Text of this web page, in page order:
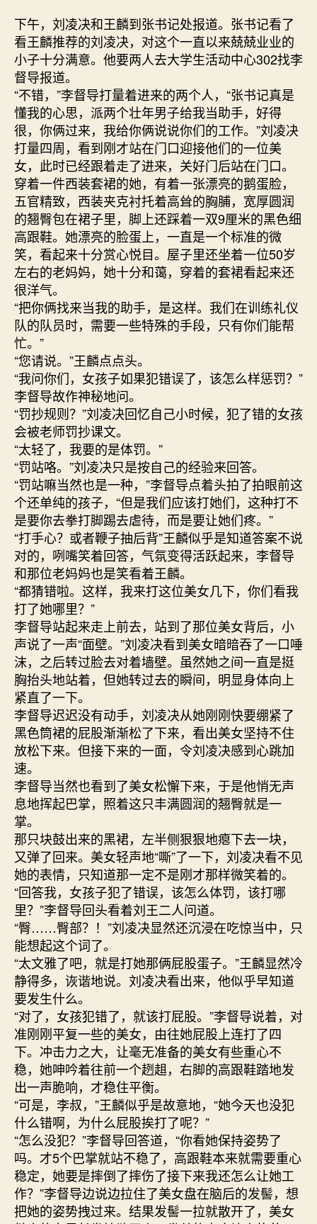
下午，刘凌决和王麟到张书记处报道。张书记看了
看王麟推荐的刘凌决，对这个一直以来兢兢业业的
小子十分满意。他要两人去大学生活动中心302找李
督导报道。
“不错，”李督导打量着进来的两个人，“张书记真是
懂我的心思，派两个壮年男子给我当助手，好得
很，你俩过来，我给你俩说说你们的工作。”刘凌决
打量四周，看到刚才站在门口迎接他们的一位美
女，此时已经跟着走了进来，关好门后站在门口。
穿着一件西装套裙的她，有着一张漂亮的鹅蛋脸，
五官精致，西装夹克衬托着高耸的胸脯，宽厚圆润
的翘臀包在裙子里，脚上还踩着一双9厘米的黑色细
高跟鞋。她漂亮的脸蛋上，一直是一个标准的微
笑，看起来十分赏心悦目。屋子里还坐着一位50岁
左右的老妈妈，她十分和蔼，穿着的套裙看起来还
很洋气。
“把你俩找来当我的助手，是这样。我们在训练礼仪
队的队员时，需要一些特殊的手段，只有你们能帮
忙。”
“您请说。”王麟点点头。
“我问你们，女孩子如果犯错误了，该怎么样惩罚？”
李督导故作神秘地问。
“罚抄规则？”刘凌决回忆自己小时候，犯了错的女孩
会被老师罚抄课文。
“太轻了，我要的是体罚。”
“罚站咯。”刘凌决只是按自己的经验来回答。
“罚站嘛当然也是一种，”李督导点着头拍了拍眼前这
个还单纯的孩子，“但是我们应该打她们，这种打不
是要你去拳打脚踢去虐待，而是要让她们疼。”
“打手心？或者鞭子抽后背”王麟似乎是知道答案不说
对的，咧嘴笑着回答，气氛变得活跃起来，李督导
和那位老妈妈也是笑看着王麟。
“都猜错啦。这样，我来打这位美女几下，你们看我
打了她哪里？”
李督导站起来走上前去，站到了那位美女背后，小
声说了一声“面壁。”刘凌决看到美女暗暗吞了一口唾
沫，之后转过脸去对着墙壁。虽然她之间一直是挺
胸抬头地站着，但她转过去的瞬间，明显身体向上
紧直了一下。
李督导迟迟没有动手，刘凌决从她刚刚快要绷紧了
黑色筒裙的屁股渐渐松了下来，看出美女坚持不住
放松下来。但接下来的一面，令刘凌决感到心跳加
速。
李督导当然也看到了美女松懈下来，于是他悄无声
息地挥起巴掌，照着这只丰满圆润的翘臀就是一
掌。
那只块鼓出来的黑裙，左半侧狠狠地瘪下去一块，
又弹了回来。美女轻声地“嘶”了一下，刘凌决看不见
她的表情，只知道那一定不是刚才那样微笑着的。
“回答我，女孩子犯了错误，该怎么体罚，该打哪
里？”李督导回头看着刘王二人问道。
“臀……臀部？！”刘凌决显然还沉浸在吃惊当中，只
能想起这个词了。
“太文雅了吧，就是打她那俩屁股蛋子。”王麟显然冷
静得多，诙谐地说。刘凌决看出来，他似乎早知道
要发生什么。
“对了，女孩犯错了，就该打屁股。”李督导说着，对
准刚刚平复一些的美女，由往她屁股上连打了四
下。冲击力之大，让毫无准备的美女有些重心不
稳，她呻吟着往前一个趔趄，右脚的高跟鞋踏地发
出一声脆响，才稳住平衡。
“可是，李叔，”王麟似乎是故意地，“她今天也没犯
什么错啊，为什么屁股挨打了呢？”
“怎么没犯？”李督导回答道，“你看她保持姿势了
吗。才5个巴掌就站不稳了，高跟鞋本来就需要重心
稳定，她要是摔倒了摔伤了接下来我还怎么让她工
作？”李督导边说边拉住了美女盘在脑后的发髻，想
把她的姿势拽过来。结果发髻一拉就散开了，美女